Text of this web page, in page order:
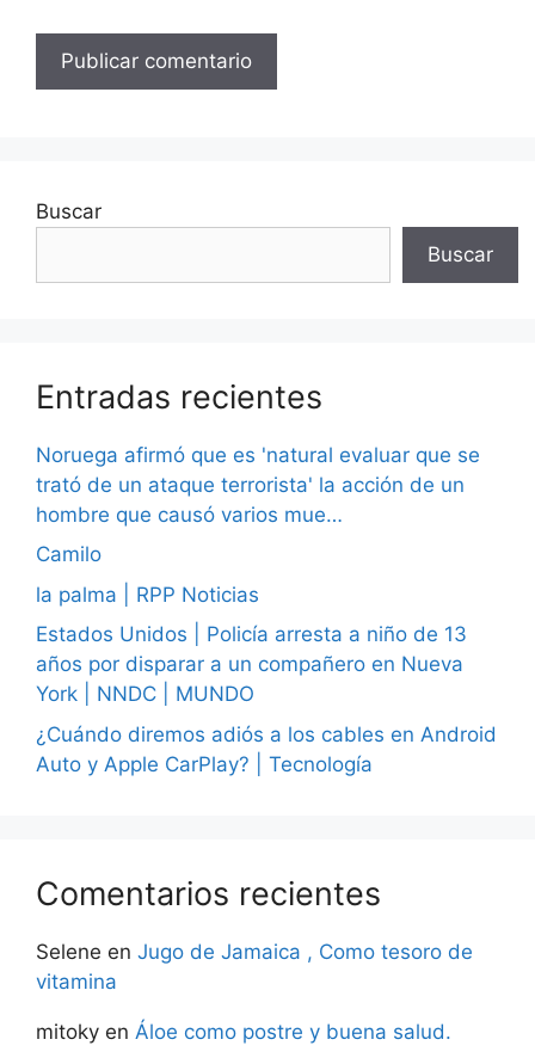
Buscar
Buscar
Entradas recientes
Noruega afirmó que es 'natural evaluar que se
trató de un ataque terrorista' la acción de un
hombre que causó varios mue…
Camilo
la palma | RPP Noticias
Estados Unidos | Policía arresta a niño de 13
años por disparar a un compañero en Nueva
York | NNDC | MUNDO
¿Cuándo diremos adiós a los cables en Android
Auto y Apple CarPlay? | Tecnología
Comentarios recientes
Selene en Jugo de Jamaica , Como tesoro de
vitamina
mitoky en Áloe como postre y buena salud.